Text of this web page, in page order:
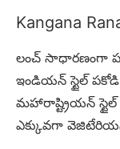
Kangana
లంచ్ సాధారణంగా
ఇండియన్ స్టైల్ పకోడి
మహారాష్ట్రియన్ స్టైల్
ఎక్కువగా